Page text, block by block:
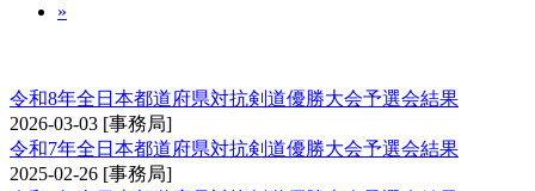
»
令和8年全日本都道府県対抗剣道優勝大会予選会結果
2026-03-03 [事務局]
令和7年全日本都道府県対抗剣道優勝大会予選会結果
2025-02-26 [事務局]